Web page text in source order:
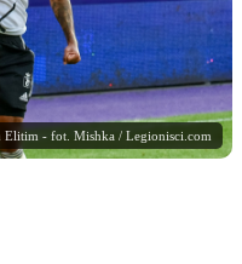
Elitim - fot. Mishka / Legionisci.com